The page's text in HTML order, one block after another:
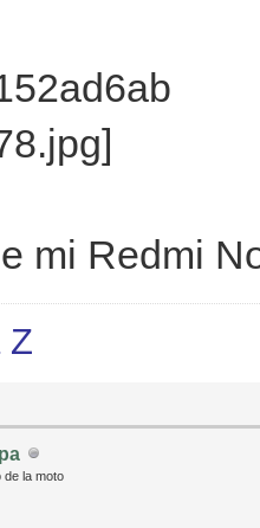
mi Redmi
Z
de la moto